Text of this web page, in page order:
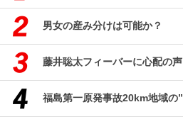
男女の産み分けは可能か？
藤井聡太フィーバーに心配の声